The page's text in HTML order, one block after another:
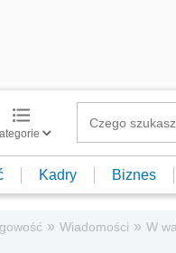
Kadry Biznes
» Wiadomości » W